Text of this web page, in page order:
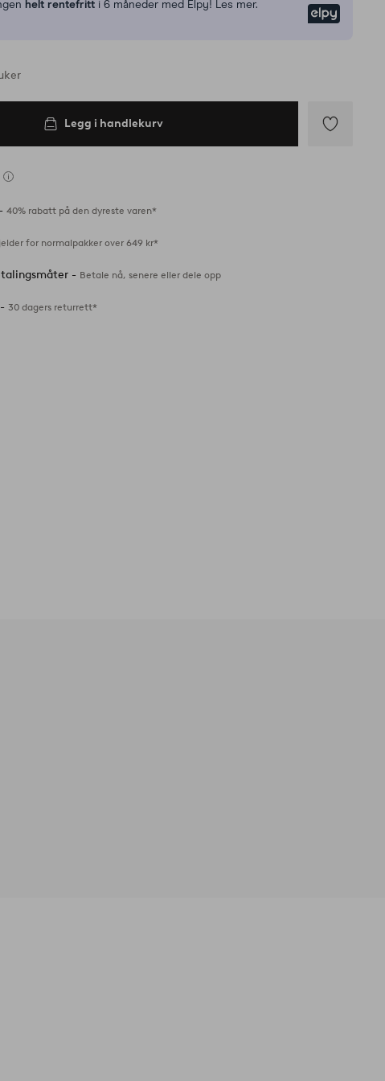
helt rentefritt i 6 måneder med Elpy! Les mer.
Legg i handlekurv
-40% rabatt på den dyreste varen*
for normalpakker over 649 kr*
- Betale nå, senere eller dele opp
-30 dagers returrett*